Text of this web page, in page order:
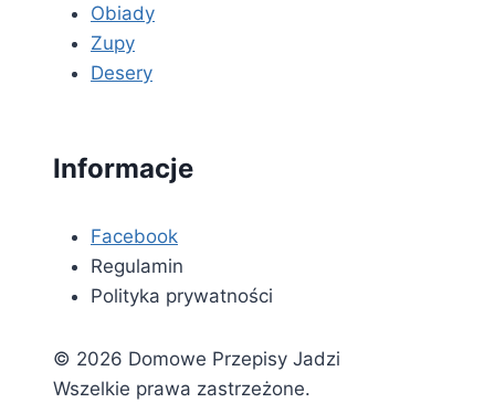
Obiady
Zupy
Desery
Informacje
Facebook
Regulamin
Polityka prywatności
© 2026 Domowe Przepisy Jadzi
Wszelkie prawa zastrzeżone.